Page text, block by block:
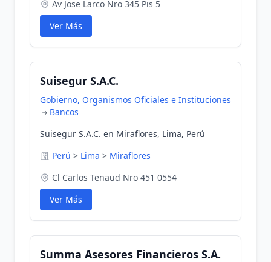
Av Jose Larco Nro 345 Pis 5
Ver Más
Suisegur S.A.C.
Gobierno, Organismos Oficiales e Instituciones
Bancos
Suisegur S.A.C. en Miraflores, Lima, Perú
Perú > Lima > Miraflores
Cl Carlos Tenaud Nro 451 0554
Ver Más
Summa Asesores Financieros S.A.